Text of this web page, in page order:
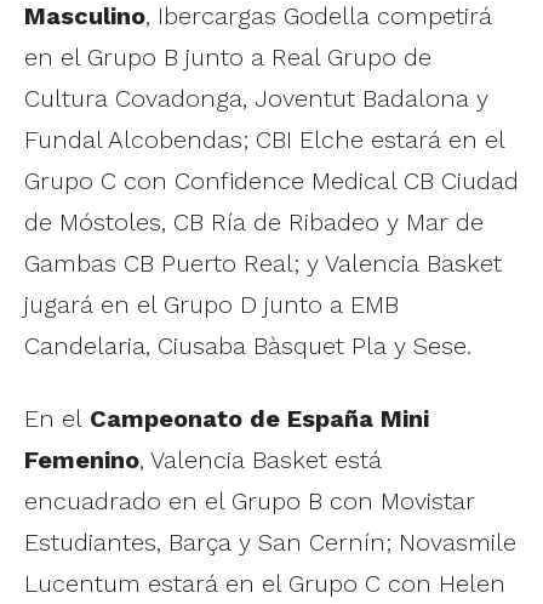
Masculino, Ibercargas Godella competirá
en el Grupo B junto a Real Grupo de
Cultura Covadonga, Joventut Badalona y
Fundal Alcobendas; CBI Elche estará en el
Grupo C con Confidence Medical CB Ciudad
de Móstoles, CB Ría de Ribadeo y Mar de
Gambas CB Puerto Real; y Valencia Basket
jugará en el Grupo D junto a EMB
Candelaria, Ciusaba Bàsquet Pla y Sese.
En el Campeonato de España Mini
Femenino, Valencia Basket está
encuadrado en el Grupo B con Movistar
Estudiantes, Barça y San Cernín; Novasmile
Lucentum estará en el Grupo C con Helen